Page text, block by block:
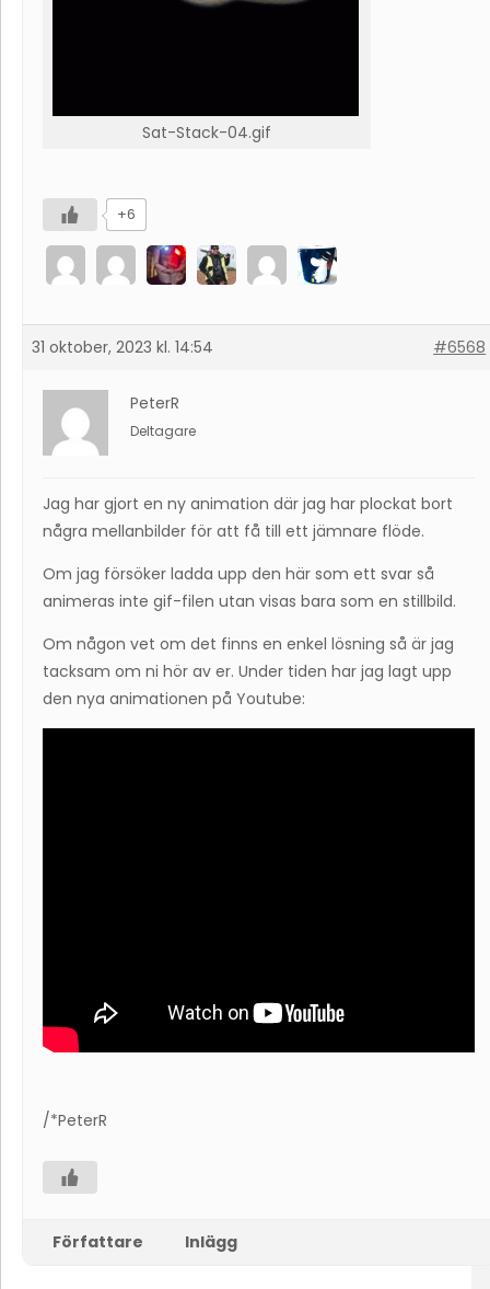
Sat-Stack-04.gif
+6
31 oktober, 2023 kl. 14:54 #6568
PeterR
Deltagare
Jag har gjort en ny animation där jag har plockat bort
några mellanbilder för att få till ett jämnare flöde.
Om jag försöker ladda upp den här som ett svar så
animeras inte gif-filen utan visas bara som en stillbild.
Om någon vet om det finns en enkel lösning så är jag
tacksam om ni hör av er. Under tiden har jag lagt upp
den nya animationen på Youtube:
/*PeterR
Författare Inlägg